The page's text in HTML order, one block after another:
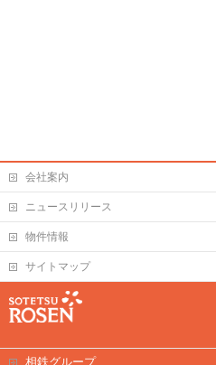
会社案内
ニュースリリース
物件情報
サイトマップ
相鉄グループ